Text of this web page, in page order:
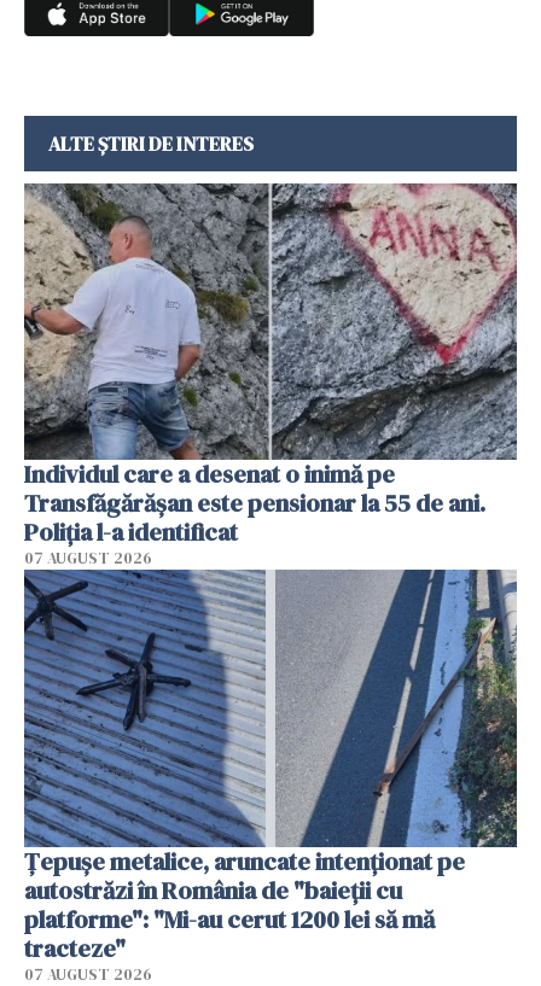
ALTE ȘTIRI DE INTERES
Individul care a desenat o inimă pe
Transfăgărășan este pensionar la 55 de ani.
Poliția l-a identificat
07 AUGUST 2026
Țepușe metalice, aruncate intenționat pe
autostrăzi în România de "baieții cu
platforme": "Mi-au cerut 1200 lei să mă
tracteze"
07 AUGUST 2026